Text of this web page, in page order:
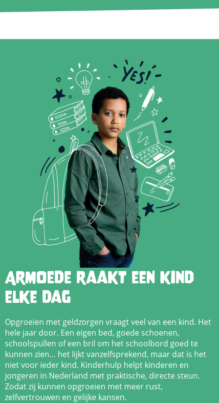
Armoede raakt een kind
elke dag
Opgroeien met geldzorgen vraagt veel van een kind. Het
hele jaar door. Een eigen bed, goede schoenen,
schoolspullen of een bril om het schoolbord goed te
kunnen zien… het lijkt vanzelfsprekend, maar dat is het
niet voor ieder kind. Kinderhulp helpt kinderen en
jongeren in Nederland met praktische, directe steun.
Zodat zij kunnen opgroeien met meer rust,
zelfvertrouwen en gelijke kansen.